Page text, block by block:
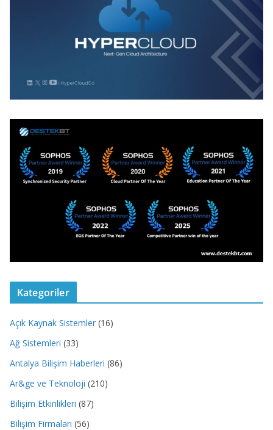
Kategoriler
Açık Kaynak Sistemler (16)
Ağ Sistemleri (33)
Antalya Bilişim Haberleri (86)
Ar&ge ve Teknoloji (210)
Bilişim Etkinlikleri (87)
Bilişim Firmaları (56)